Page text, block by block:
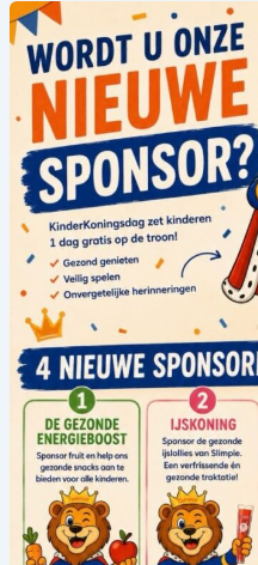
Kinderkoningsdag
2027
belooft
opnieuw
een
feest
te
worden!